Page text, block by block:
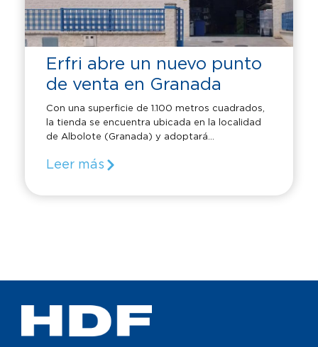
Erfri abre un nuevo punto
de venta en Granada
Con una superficie de 1.100 metros cuadrados,
la tienda se encuentra ubicada en la localidad
de Albolote (Granada) y adoptará...
Leer más